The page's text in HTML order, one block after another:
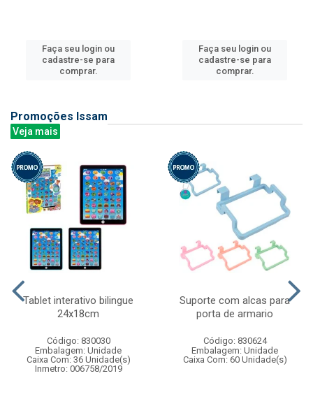
Faça seu login ou
cadastre-se para
comprar.
Faça seu login ou
cadastre-se para
comprar.
Promoções Issam
Veja mais
Tablet interativo bilingue
24x18cm
Código: 830030
Embalagem: Unidade
Caixa Com: 36 Unidade(s)
Inmetro: 006758/2019
Suporte com alcas para
porta de armario
Código: 830624
Embalagem: Unidade
Caixa Com: 60 Unidade(s)